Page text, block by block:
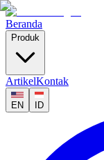
Beranda
Produk
ArtikelKontak
EN ID